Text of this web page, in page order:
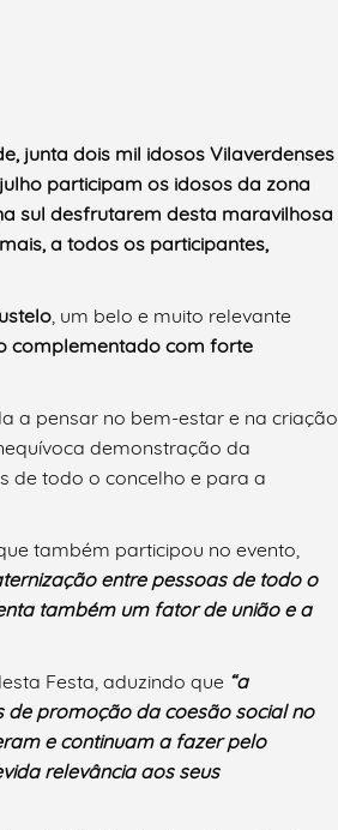
junta dois mil idosos Vilaverdenses
participam os idosos da zona
sul desfrutarem desta maravilhosa
a todos os participantes,
, um belo e muito relevante
complementado com forte
a pensar no bem-estar e na criação
demonstração da
de todo o concelho e para a
também participou no evento,
entre pessoas de todo o
também um fator de união e a
Festa, aduzindo que “a
promoção da coesão social no
e continuam a fazer pelo
relevância aos seus